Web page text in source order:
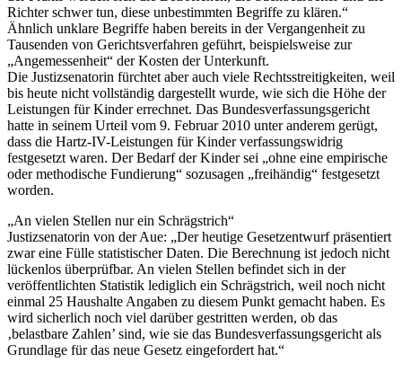
Richter schwer tun, diese unbestimmten Begriffe zu klären.“
Ähnlich unklare Begriffe haben bereits in der Vergangenheit zu
Tausenden von Gerichtsverfahren geführt, beispielsweise zur
„Angemessenheit“ der Kosten der Unterkunft.
Die Justizsenatorin fürchtet aber auch viele Rechtsstreitigkeiten, weil
bis heute nicht vollständig dargestellt wurde, wie sich die Höhe der
Leistungen für Kinder errechnet. Das Bundesverfassungsgericht
hatte in seinem Urteil vom 9. Februar 2010 unter anderem gerügt,
dass die Hartz-IV-Leistungen für Kinder verfassungswidrig
festgesetzt waren. Der Bedarf der Kinder sei „ohne eine empirische
oder methodische Fundierung“ sozusagen „freihändig“ festgesetzt
worden.
„An vielen Stellen nur ein Schrägstrich“
Justizsenatorin von der Aue: „Der heutige Gesetzentwurf präsentiert
zwar eine Fülle statistischer Daten. Die Berechnung ist jedoch nicht
lückenlos überprüfbar. An vielen Stellen befindet sich in der
veröffentlichten Statistik lediglich ein Schrägstrich, weil noch nicht
einmal 25 Haushalte Angaben zu diesem Punkt gemacht haben. Es
wird sicherlich noch viel darüber gestritten werden, ob das
‚belastbare Zahlen’ sind, wie sie das Bundesverfassungsgericht als
Grundlage für das neue Gesetz eingefordert hat.“